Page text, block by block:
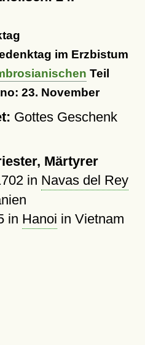
im Erzbistum
Teil
23. November
Gottes Geschenk
Märtyrer
in Navas del Rey
in Hanoi in Vietnam